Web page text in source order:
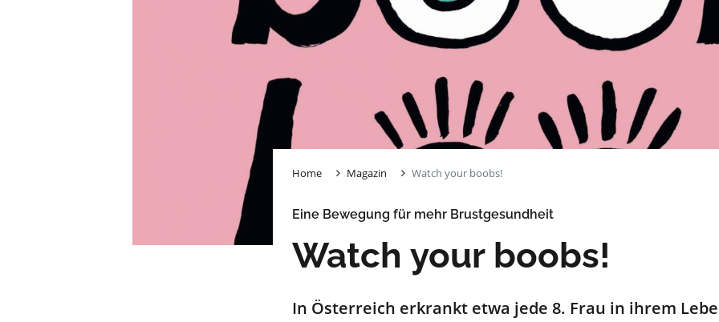
Home Magazin Watch your boobs!
Eine Bewegung für mehr Brustgesundheit
Watch your boobs!
In Österreich erkrankt etwa jede 8. Frau in ihrem